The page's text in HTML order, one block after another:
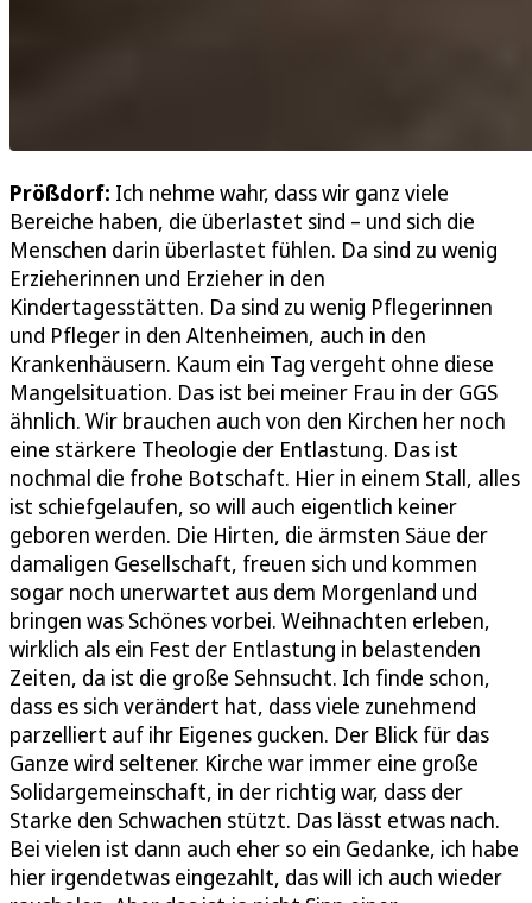
Prößdorf: Ich nehme wahr, dass wir ganz viele
Bereiche haben, die überlastet sind – und sich die
Menschen darin überlastet fühlen. Da sind zu wenig
Erzieherinnen und Erzieher in den
Kindertagesstätten. Da sind zu wenig Pflegerinnen
und Pfleger in den Altenheimen, auch in den
Krankenhäusern. Kaum ein Tag vergeht ohne diese
Mangelsituation. Das ist bei meiner Frau in der GGS
ähnlich. Wir brauchen auch von den Kirchen her noch
eine stärkere Theologie der Entlastung. Das ist
nochmal die frohe Botschaft. Hier in einem Stall, alles
ist schiefgelaufen, so will auch eigentlich keiner
geboren werden. Die Hirten, die ärmsten Säue der
damaligen Gesellschaft, freuen sich und kommen
sogar noch unerwartet aus dem Morgenland und
bringen was Schönes vorbei. Weihnachten erleben,
wirklich als ein Fest der Entlastung in belastenden
Zeiten, da ist die große Sehnsucht. Ich finde schon,
dass es sich verändert hat, dass viele zunehmend
parzelliert auf ihr Eigenes gucken. Der Blick für das
Ganze wird seltener. Kirche war immer eine große
Solidargemeinschaft, in der richtig war, dass der
Starke den Schwachen stützt. Das lässt etwas nach.
Bei vielen ist dann auch eher so ein Gedanke, ich habe
hier irgendetwas eingezahlt, das will ich auch wieder